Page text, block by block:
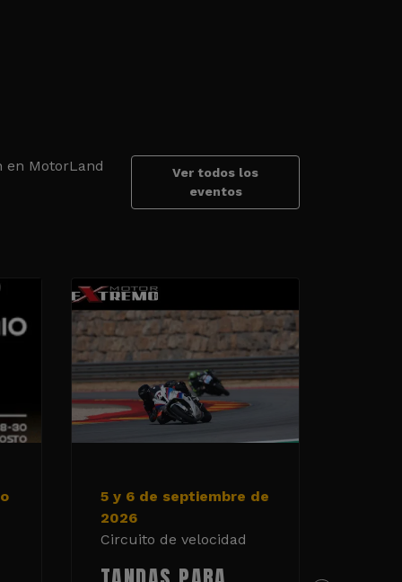
en MotorLand
Ver todos los
eventos
5 y 6 de septiembre de
2026
Circuito de velocidad